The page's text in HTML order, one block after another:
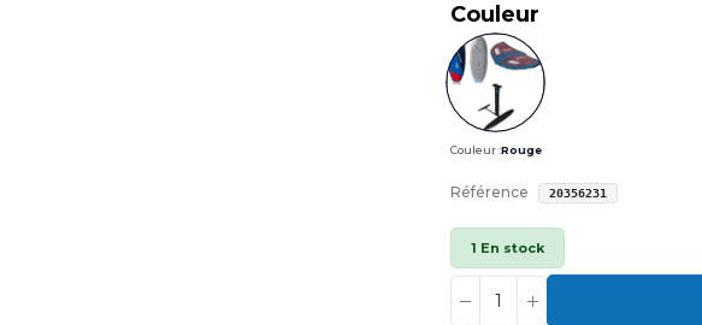
Couleur
Couleur :Rouge
Référence 20356231
1 En stock